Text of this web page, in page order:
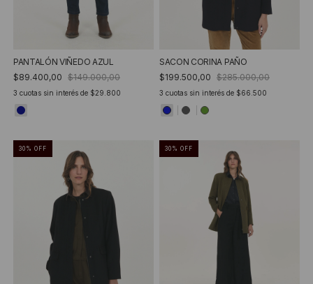
PANTALÓN VIÑEDO AZUL
$89.400,00 $149.000,00
3 cuotas sin interés de $29.800
SACON CORINA PAÑO
$199.500,00 $285.000,00
3 cuotas sin interés de $66.500
30 % OFF 30 % OFF